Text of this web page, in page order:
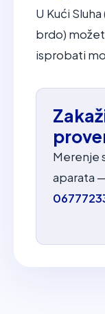
U Kući
brdo)
isprobati
Merenje
aparata